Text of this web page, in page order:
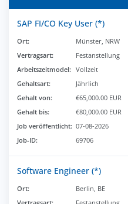
SAP FI/CO Key User (*)
Ort:
Münster, NRW
Vertragsart:
Festanstellung
Arbeitszeitmodel: Vollzeit
Gehaltsart:
Jährlich
Gehalt von:
€65,000.00 EUR
Gehalt bis:
€80,000.00 EUR
Job veröffentlicht: 07-08-2026
Job-ID:
69706
Software Engineer (*)
Ort:
Berlin, BE